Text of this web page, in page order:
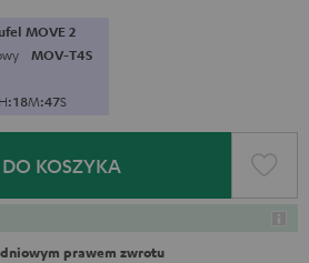
MOVE 2
MOV-T4S
H:18M:46S
KOSZYKA
prawem zwrotu